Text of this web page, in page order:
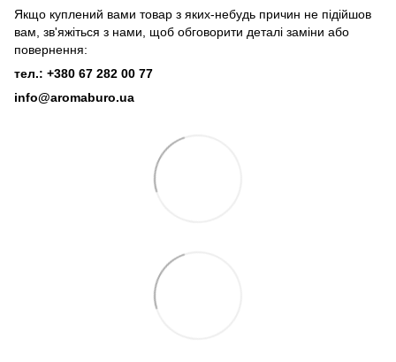
Якщо куплений вами товар з яких-небудь причин не підійшов
вам, зв'яжіться з нами, щоб обговорити деталі заміни або
повернення:
тел.: +380 67 282 00 77
info@aromaburo.ua